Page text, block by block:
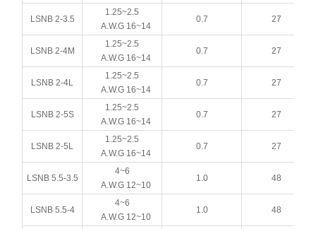
LSNB 2-3.5
1.25~2.5
A.W.G 16~14
0.7 27
LSNB 2-4M
1.25~2.5
A.W.G 16~14
0.7 27
LSNB 2-4L
1.25~2.5
A.W.G 16~14
0.7 27
LSNB 2-5S
1.25~2.5
A.W.G 16~14
0.7 27
LSNB 2-5L
1.25~2.5
A.W.G 16~14
0.7 27
LSNB 5.5-3.5
4~6
A.W.G 12~10
1.0 48
LSNB 5.5-4
4~6
A.W.G 12~10
1.0 48